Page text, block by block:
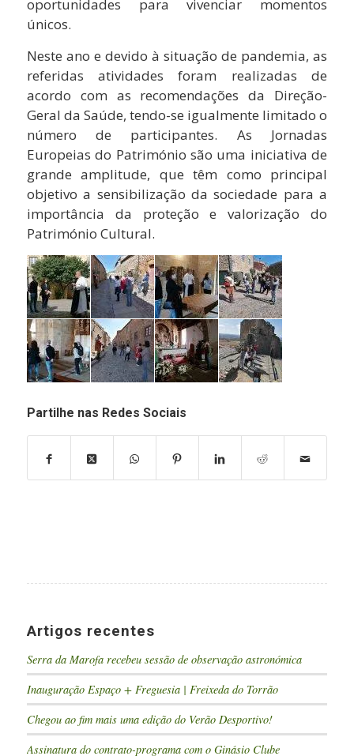
oportunidades para vivenciar momentos
únicos.
Neste ano e devido à situação de pandemia, as
referidas atividades foram realizadas de
acordo com as recomendações da Direção-
Geral da Saúde, tendo-se igualmente limitado o
número de participantes. As Jornadas
Europeias do Património são uma iniciativa de
grande amplitude, que têm como principal
objetivo a sensibilização da sociedade para a
importância da proteção e valorização do
Património Cultural.
Partilhe nas Redes Sociais
Artigos recentes
Serra da Marofa recebeu sessão de observação astronómica
Inauguração Espaço + Freguesia | Freixeda do Torrão
Chegou ao fim mais uma edição do Verão Desportivo!
Assinatura do contrato-programa com o Ginásio Clube